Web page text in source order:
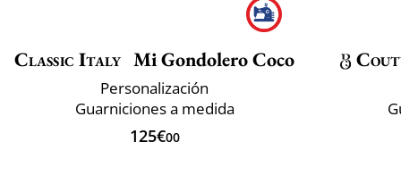
Classic Italy Mi Gondolero Coco
Personalización
Guarniciones a medida
125€00